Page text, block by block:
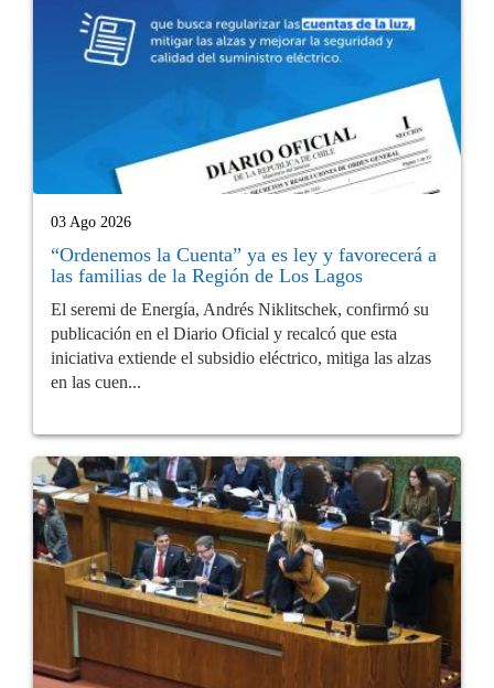
03 Ago 2026
“Ordenemos la Cuenta” ya es ley y favorecerá a
las familias de la Región de Los Lagos
El seremi de Energía, Andrés Niklitschek, confirmó su
publicación en el Diario Oficial y recalcó que esta
iniciativa extiende el subsidio eléctrico, mitiga las alzas
en las cuen...